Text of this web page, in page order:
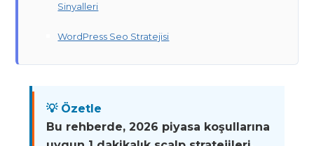
Sinyalleri
WordPress Seo Stratejisi
💡 Özetle
Bu rehberde, 2026 piyasa koşullarına